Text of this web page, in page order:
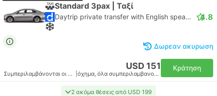
Standard 3pax | Ταξί
Daytrip private transfer with English speaking driver 4.8
Δωρεαν ακυρωση
USD 151
Συμπεριλαμβάνονται οι φόροι όχημα, όλα συμπεριλαμβανομένου
Κράτηση
2 ακόμα θέσεις από USD 199